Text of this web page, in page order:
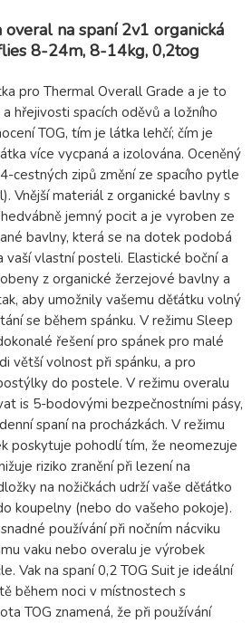
overal na spaní 2v1 organická
8-24m, 8-14kg, 0,2tog
pro Thermal Overall Grade a je to
hřejivosti spacích oděvů a ložního
TOG, tím je látka lehčí; čím je
více vycpaná a izolována. Oceněný
cestných zipů změní ze spacího pytle
Vnější materiál z organické bavlny s
jemný pocit a je vyroben ze
bavlny, která se na dotek podobá
vlastní posteli. Elastické boční a
z organické žerzejové bavlny a
aby umožnily vašemu děťátku volný
se během spánku. V režimu Sleep
řešení pro spánek pro malé
větší volnost při spánku, a pro
do postele. V režimu overalu
is 5-bodovými bezpečnostními pásy,
spaní na procházkách. V režimu
poskytuje pohodlí tím, že neomezuje
riziko zranění při lezení na
na nožičkách udrží vaše děťátko
koupelny (nebo do vašeho pokoje).
používání při nočním nácviku
vaku nebo overalu je výrobek
Vak na spaní 0,2 TOG Suit je ideální
během noci v místnostech s
TOG znamená, že při používání